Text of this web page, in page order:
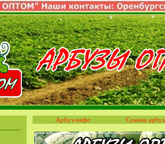
Арбуз-инфо Семена